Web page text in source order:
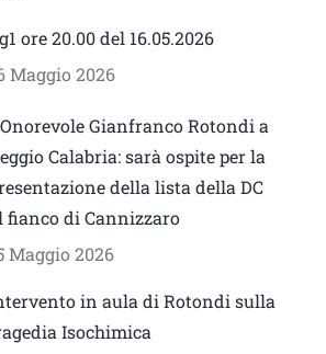
ore 20.00 del 16.05.2026
Maggio 2026
Gianfranco Rotondi a
Calabria: sarà ospite per la
della lista della DC
fianco di Cannizzaro
Maggio 2026
in aula di Rotondi sulla
Isochimica